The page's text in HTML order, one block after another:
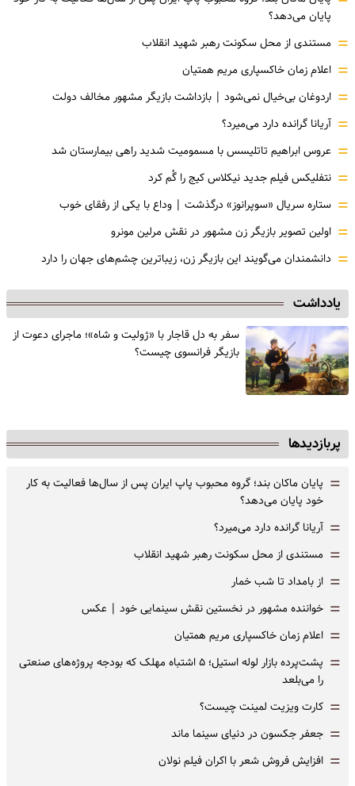
پایان می‌دهد؟
= مستندی از محل سکونت رهبر شهید انقلاب
= اعلام زمان خاکسپاری مریم همتیان
= اردوغان بی‌خیال نمی‌شود | بازداشت بازیگر مشهور مخالف دولت
= آریانا گرانده دارد می‌میرد؟
= عروس ابراهیم تاتلیسس با مسمومیت شدید راهی بیمارستان شد
= نتفلیکس فیلم جدید نیکلاس کیج را گُم کرد
= ستاره سریال «سوپرانوز» درگذشت | وداع با یکی از رفقای خوب
= اولین تصویر بازیگر زن مشهور در نقش مرلین مونرو
= دانشمندان می‌گویند این بازیگر زن، زیباترین چشم‌های جهان را دارد
یادداشت
سفر به دل قاجار با «ژولیت و شاه»؛ ماجرای دعوت از
‌بازیگر فرانسوی چیست؟
پربازدیدها
= پایان ماکان بند؛ گروه محبوب پاپ ایران پس از سال‌ها فعالیت به کار
خود پایان می‌دهد؟
= آریانا گرانده دارد می‌میرد؟
= مستندی از محل سکونت رهبر شهید انقلاب
= از بامداد تا شب خمار
= خواننده مشهور در نخستین نقش سینمایی خود |‌ عکس
= اعلام زمان خاکسپاری مریم همتیان
=
پشت‌پرده بازار لوله استیل؛ ۵ اشتباه مهلک که بودجه پروژه‌های صنعتی
را می‌بلعد
= کارت ویزیت لمینت چیست؟
= جعفر جکسون در دنیای سینما ماند
= افزایش فروش شعر با اکران فیلم نولان